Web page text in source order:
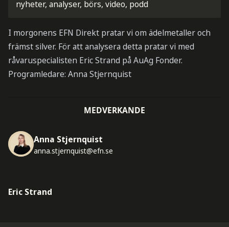
nyheter, analyser, börs, video, podd
I morgonens EFN Direkt pratar vi om ädelmetaller och
främst silver. För att analysera detta pratar vi med
råvaruspecialisten Eric Strand på AuAg Fonder.
Programledare: Anna Stjernquist
MEDVERKANDE
Anna Stjernquist
anna.stjernquist@efn.se
Eric Strand